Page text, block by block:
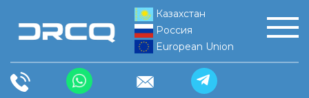
Казахстан
Россия
European Union